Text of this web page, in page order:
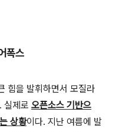
폭스
힘을 발휘하면서 모질라
실제로 오픈소스 기반으
상황이다. 지난 여름에 발